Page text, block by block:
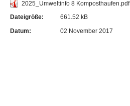
2025_Umweltinfo 8 Komposthaufen.pdf
Dateigröße:
661.52 kB
Datum:
02 November 2017